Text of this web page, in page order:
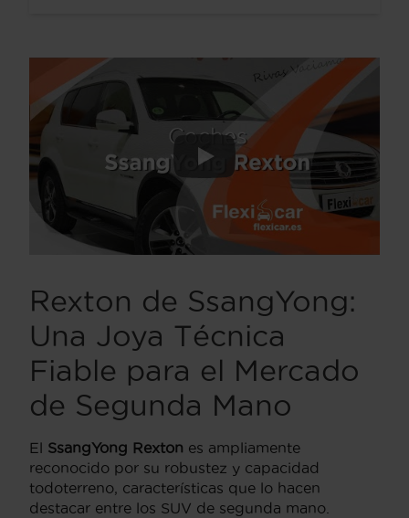
Rexton de SsangYong:
Una Joya Técnica
Fiable para el Mercado
de Segunda Mano
El SsangYong Rexton es ampliamente
reconocido por su robustez y capacidad
todoterreno, características que lo hacen
destacar entre los SUV de segunda mano.